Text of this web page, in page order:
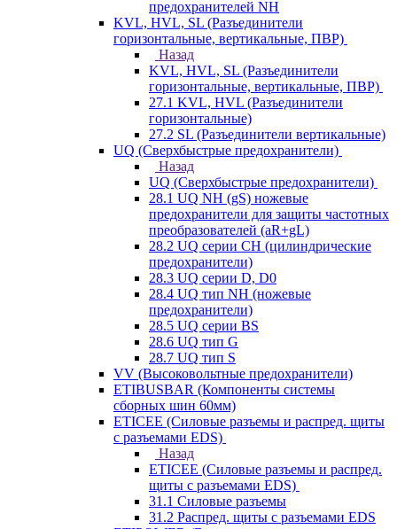
предохранителей NH
KVL, HVL, SL (Разъединители
горизонтальные, вертикальные, ПВР)
Назад
KVL, HVL, SL (Разъединители
горизонтальные, вертикальные, ПВР)
27.1 KVL, HVL (Разъединители
горизонтальные)
27.2 SL (Разъединители вертикальные)
UQ (Сверхбыстрые предохранители)
Назад
UQ (Сверхбыстрые предохранители)
28.1 UQ NH (gS) ножевые
предохранители для защиты частотных
преобразователей (aR+gL)
28.2 UQ серии CH (цилиндрические
предохранители)
28.3 UQ серии D, D0
28.4 UQ тип NH (ножевые
предохранители)
28.5 UQ серии BS
28.6 UQ тип G
28.7 UQ тип S
VV (Высоковольтные предохранители)
ETIBUSBAR (Компоненты системы
сборных шин 60мм)
ETICEE (Силовые разъемы и распред. щиты
с разъемами EDS)
Назад
ETICEE (Силовые разъемы и распред.
щиты с разъемами EDS)
31.1 Силовые разъемы
31.2 Распред. щиты с разъемами EDS